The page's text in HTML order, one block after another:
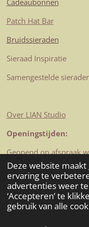
Deze website
ervaring te
advertenties weer
‘Accepteren’ te
gebruik van alle
Cadeaubonnen
Patch Hat Bar
Bruidssieraden
Sieraad Inspiratie
Samengestelde
Over LIAN Studio
Openingstijden:
Geopend op afspraak
10-12.30 uur
© 2023-2026 LIAN
Powered byJouwWeb